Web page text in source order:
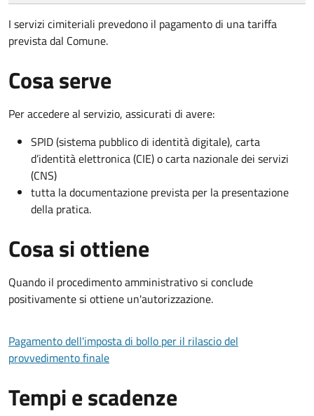
I servizi cimiteriali prevedono il pagamento di una tariffa
prevista dal Comune.
Cosa serve
Per accedere al servizio, assicurati di avere:
SPID (sistema pubblico di identità digitale), carta
d’identità elettronica (CIE) o carta nazionale dei servizi
(CNS)
tutta la documentazione prevista per la presentazione
della pratica.
Cosa si ottiene
Quando il procedimento amministrativo si conclude
positivamente si ottiene un'autorizzazione.
Pagamento dell'imposta di bollo per il rilascio del
provvedimento finale
Tempi e scadenze